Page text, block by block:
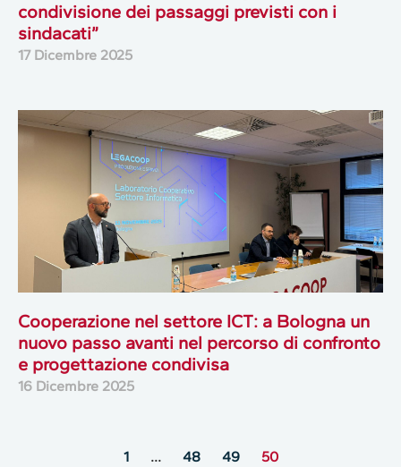
condivisione dei passaggi previsti con i
sindacati”
17 Dicembre 2025
Cooperazione nel settore ICT: a Bologna un
nuovo passo avanti nel percorso di confronto
e progettazione condivisa
16 Dicembre 2025
1 … 48 49 50